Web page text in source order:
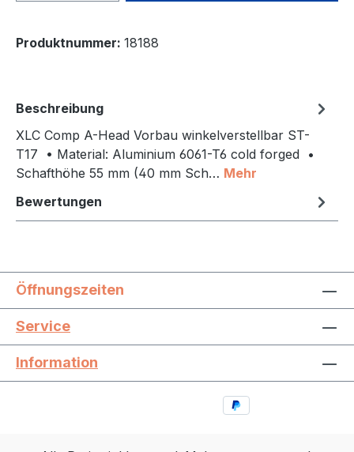
Produktnummer: 18188
Beschreibung
XLC Comp A-Head Vorbau winkelverstellbar ST-
T17 • Material: Aluminium 6061-T6 cold forged •
Schafthöhe 55 mm (40 mm Sch… Mehr
Bewertungen
Öffnungszeiten
Service
Information